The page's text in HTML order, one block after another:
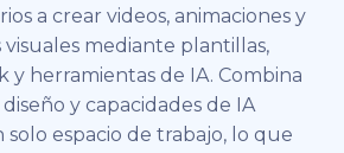
a crear videos, animaciones y
mediante plantillas,
y herramientas de IA. Combina
y capacidades de IA
espacio de trabajo, lo que